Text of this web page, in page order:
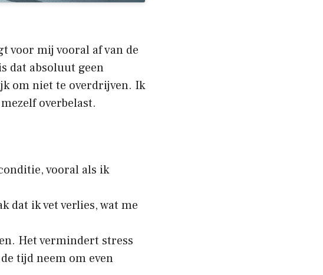
voor mij vooral af van de
dat absoluut geen
om niet te overdrijven. Ik
overbelast.
vooral als ik
dat ik vet verlies, wat me
Het vermindert stress
tijd neem om even